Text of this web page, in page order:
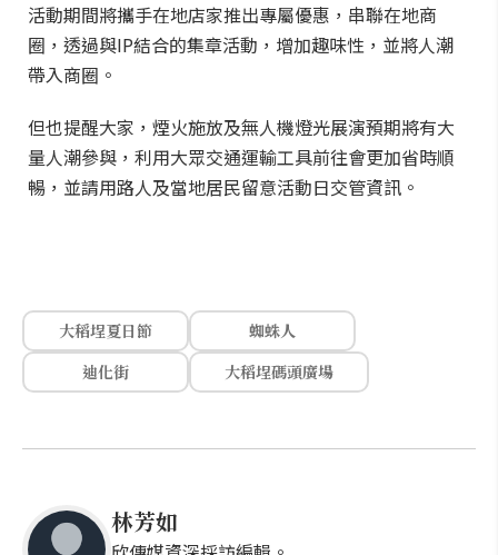
活動期間將攜手在地店家推出專屬優惠，串聯在地商
圈，透過與IP結合的集章活動，增加趣味性，並將人潮
帶入商圈。
但也提醒大家，煙火施放及無人機燈光展演預期將有大
量人潮參與，利用大眾交通運輸工具前往會更加省時順
暢，並請用路人及當地居民留意活動日交管資訊。
大稻埕夏日節
蜘蛛人
迪化街
大稻埕碼頭廣場
林芳如